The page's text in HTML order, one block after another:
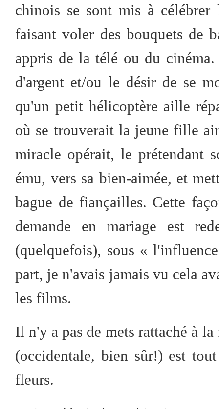
chinois se sont mis à
faisant voler des bouquets de
appris de la télé ou du
d'argent et/ou le désir de se
qu'un petit hélicoptère aille
où se trouverait la jeune fille
miracle opérait, le prétendant
ému, vers sa bien-aimée, et
bague de fiançailles. Cette
demande en mariage est
(quelquefois), sous «
part, je n'avais jamais vu cela
les films.
Il n'y a pas de mets rattaché à
(occidentale, bien sûr!) est
fleurs.